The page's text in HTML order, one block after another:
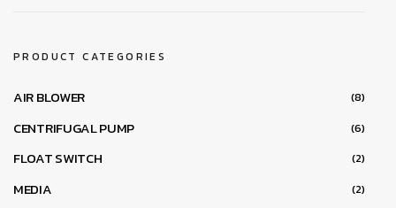
PRODUCT CATEGORIES
AIR BLOWER (8)
CENTRIFUGAL PUMP (6)
FLOAT SWITCH (2)
MEDIA (2)